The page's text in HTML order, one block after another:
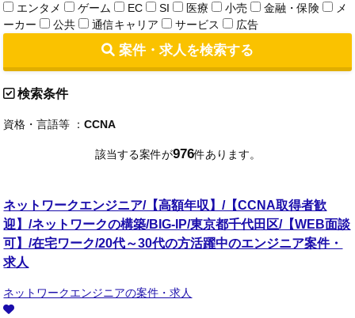
エンタメ
ゲーム EC SI 医療 小売 金融・保険
メ
ーカー
公共 通信キャリア サービス 広告
案件・求人を検索する
検索条件
資格・言語等 ：CCNA
該当する案件が976件あります。
ネットワークエンジニア/【高額年収】/【CCNA取得者歓
迎】/ネットワークの構築/BIG-IP/東京都千代田区/【WEB面談
可】/在宅ワーク/20代～30代の方活躍中のエンジニア案件・
求人
ネットワークエンジニアの案件・求人